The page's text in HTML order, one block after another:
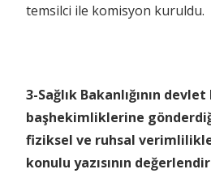
temsilci ile komisyon kuruldu.
3-Sağlık Bakanlığının
başhekimliklerine
fiziksel ve ruhsal
konulu yazısının